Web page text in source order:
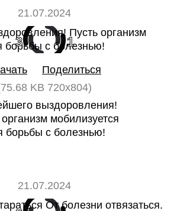
21.07.2024
3 1
Поделиться
KB 720x804)
выздоровления!
мобилизуется
борьбы с болезнью!
21.07.2024